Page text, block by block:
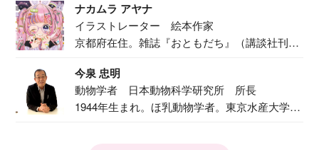
ナカムラ アヤナ
イラストレーター 絵本作家
京都府在住。雑誌『おともだち』（講談社刊）
今泉 忠明
動物学者 日本動物科学研究所 所長
1944年生まれ。ほ乳動物学者。東京水産大学卒